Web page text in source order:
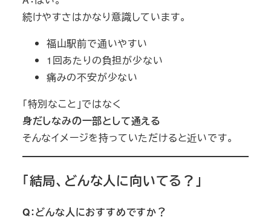
続けやすさはかなり意識しています。
福山駅前で通いやすい
1回あたりの負担が少ない
痛みの不安が少ない
「特別なこと」ではなく
身だしなみの一部として通える
そんなイメージを持っていただけると近いです。
「結局、どんな人に向いてる？」
Q：どんな人におすすめですか？